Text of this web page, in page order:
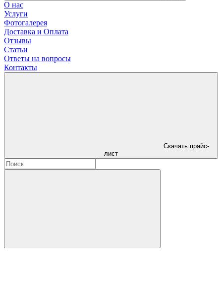
О нас
Услуги
Фотогалерея
Доставка и Оплата
Отзывы
Статьи
Ответы на вопросы
Контакты
Скачать прайс-
лист